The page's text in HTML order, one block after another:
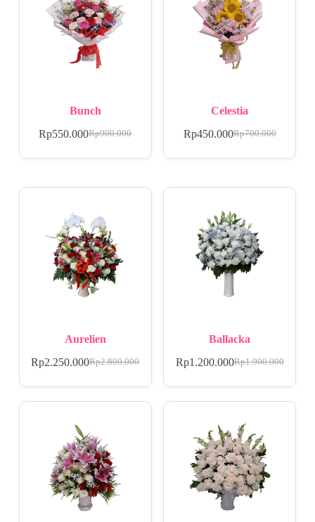
Bunch
Rp900.000
Rp550.000
Celestia
Rp700.000
Rp450.000
Aurelien
Rp2.800.000
Rp2.250.000
Ballacka
Rp1.900.000
Rp1.200.000